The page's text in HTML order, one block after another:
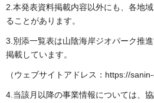
2.本発表資料掲載内容以外にも、各地
ることがあります。
3.別添一覧表は山陰海岸ジオパーク推
掲載しています。
（ウェブサイトアドレス：https://sanin-
4.当該月以降の事業情報については、